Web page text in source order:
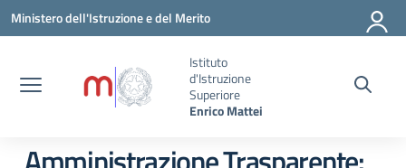
Vai ai contenuti
Vai al menu di navigazione
Vai al footer
Ministero dell'Istruzione e del Merito
Istituto
d'Istruzione
Superiore
Enrico Mattei